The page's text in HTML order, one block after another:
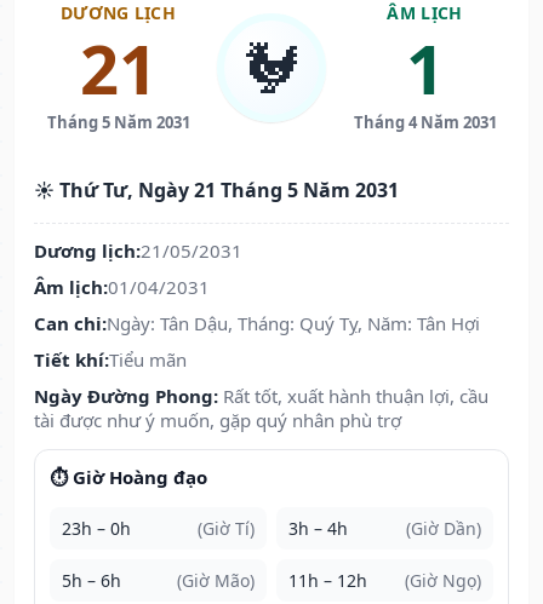
DƯƠNG LỊCH
21
Tháng 5 Năm 2031
🐓
ÂM LỊCH
1
Tháng 4 Năm 2031
☀️ Thứ Tư, Ngày 21 Tháng 5 Năm 2031
Dương lịch:21/05/2031
Âm lịch:01/04/2031
Can chi:Ngày: Tân Dậu, Tháng: Quý Tỵ, Năm: Tân Hợi
Tiết khí:Tiểu mãn
Ngày Đường Phong: Rất tốt, xuất hành thuận lợi, cầu
tài được như ý muốn, gặp quý nhân phù trợ
⏱️ Giờ Hoàng đạo
23h – 0h (Giờ Tí) 3h – 4h (Giờ Dần)
5h – 6h (Giờ Mão) 11h – 12h (Giờ Ngọ)